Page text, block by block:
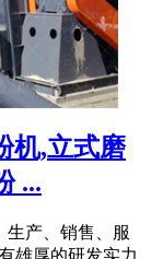
机,立式磨
...
生产、销售、服
雄厚的研发实力